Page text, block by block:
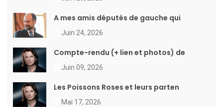
A mes amis députés de gauche qui
Juin 24, 2026
Compte-rendu (+ lien et photos) de
Juin 09, 2026
Les Poissons Roses et leurs parten
Mai 17, 2026